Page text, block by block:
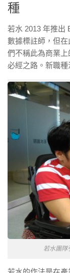
種
若水 2013 年推出
數據標註師，但
們不稱此為商業
必經之路。新職種
若水團隊